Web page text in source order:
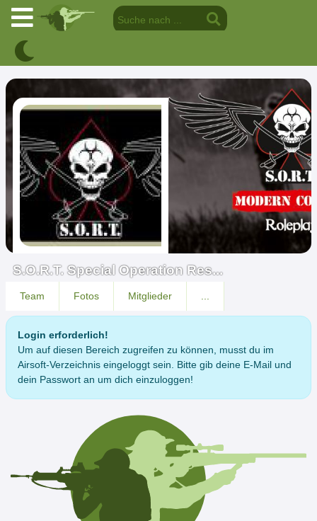
S.O.R.T. Special Operation Res...
Team Fotos Mitglieder
Login erforderlich!
Um auf diesen Bereich zugreifen zu können, musst du im
Airsoft-Verzeichnis eingeloggt sein. Bitte gib deine E-Mail und
dein Passwort an um dich einzuloggen!